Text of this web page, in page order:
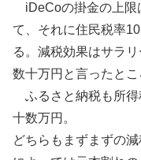
iDeCoの掛金の上限
て、それに住民税率
る。減税効果はサラ
数十万円と言ったとこ
ふるさと納税も所得
十数万円。
どちらもまずまずの